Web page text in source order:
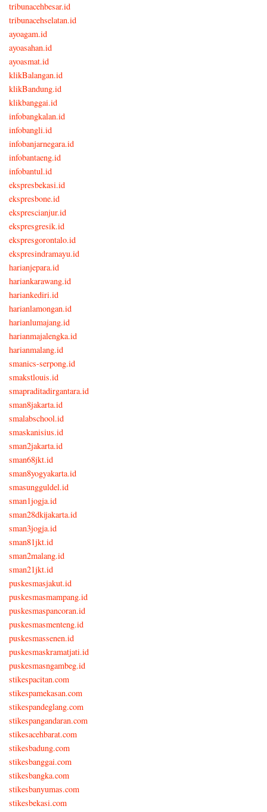
tribunacehbesar.id
tribunacehselatan.id
ayoagam.id
ayoasahan.id
ayoasmat.id
klikBalangan.id
klikBandung.id
klikbanggai.id
infobangkalan.id
infobangli.id
infobanjarnegara.id
infobantaeng.id
infobantul.id
ekspresbekasi.id
ekspresbone.id
eksprescianjur.id
ekspresgresik.id
ekspresgorontalo.id
ekspresindramayu.id
harianjepara.id
hariankarawang.id
hariankediri.id
harianlamongan.id
harianlumajang.id
harianmajalengka.id
harianmalang.id
smanics-serpong.id
smakstlouis.id
smapraditadirgantara.id
sman8jakarta.id
smalabschool.id
smaskanisius.id
sman2jakarta.id
sman68jkt.id
sman8yogyakarta.id
smasungguldel.id
sman1jogja.id
sman28dkijakarta.id
sman3jogja.id
sman81jkt.id
sman2malang.id
sman21jkt.id
puskesmasjakut.id
puskesmasmampang.id
puskesmaspancoran.id
puskesmasmenteng.id
puskesmassenen.id
puskesmaskramatjati.id
puskesmasngambeg.id
stikespacitan.com
stikespamekasan.com
stikespandeglang.com
stikespangandaran.com
stikesacehbarat.com
stikesbadung.com
stikesbanggai.com
stikesbangka.com
stikesbanyumas.com
stikesbekasi.com